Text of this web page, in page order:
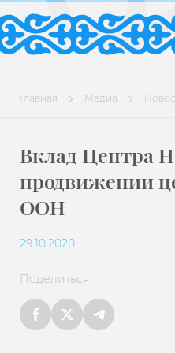
Главная Медиа
Вклад Центра
продвижении
ООН
29.10.2020
Поделиться